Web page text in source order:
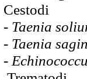
Cestodi
- Taenia
- Taenia
-